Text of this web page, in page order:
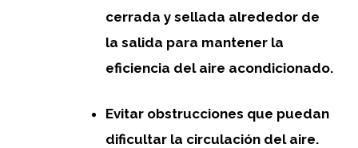
cerrada y sellada alrededor de
la salida para mantener la
eficiencia del aire acondicionado.
Evitar obstrucciones que puedan
dificultar la circulación del aire.